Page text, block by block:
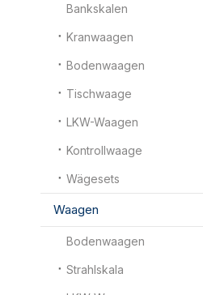
Bankskalen
Kranwaagen
Bodenwaagen
Tischwaage
LKW-Waagen
Kontrollwaage
Wägesets
Waagen
Bodenwaagen
Strahlskala